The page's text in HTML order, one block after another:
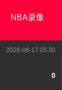
NBA录像
2026-08-17 05:30
0